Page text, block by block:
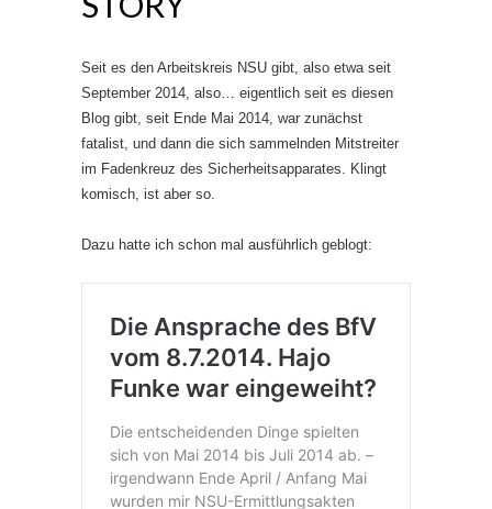
Seit es den Arbeitskreis NSU gibt, also etwa seit
September 2014, also… eigentlich seit es diesen
Blog gibt, seit Ende Mai 2014, war zunächst
fatalist, und dann die sich sammelnden Mitstreiter
im Fadenkreuz des Sicherheitsapparates. Klingt
komisch, ist aber so.
Dazu hatte ich schon mal ausführlich geblogt: